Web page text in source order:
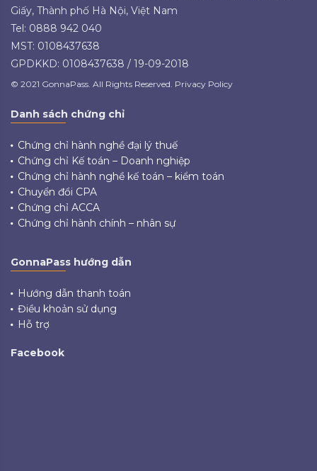
Giấy, Thành phố Hà Nội, Việt Nam
Tel: 0888 942 040
MST: 0108437638
GPDKKD: 0108437638 / 19-09-2018
© 2021 GonnaPass. All Rights Reserved. Privacy Policy
Danh sách chứng chỉ
Chứng chỉ hành nghề đại lý thuế
Chứng chỉ Kế toán – Doanh nghiệp
Chứng chỉ hành nghề kế toán – kiểm toán
Chuyển đổi CPA
Chứng chỉ ACCA
Chứng chỉ hành chính – nhân sự
GonnaPass hướng dẫn
Hướng dẫn thanh toán
Điều khoản sử dụng
Hỗ trợ
Facebook